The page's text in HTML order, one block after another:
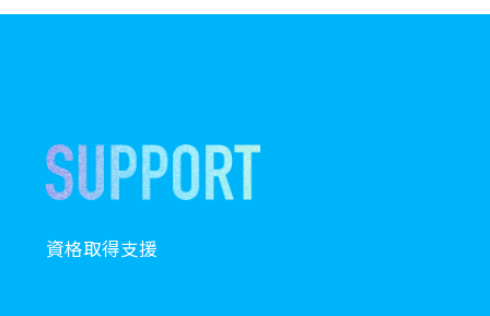
資格取得支援